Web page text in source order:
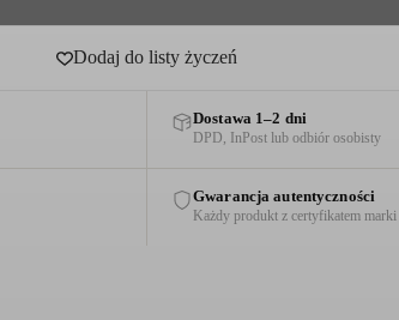
Dodaj do listy życzeń
Dostawa 1–2 dni
DPD, InPost lub odbiór osobisty
Gwarancja autentyczności
Każdy produkt z certyfikatem marki